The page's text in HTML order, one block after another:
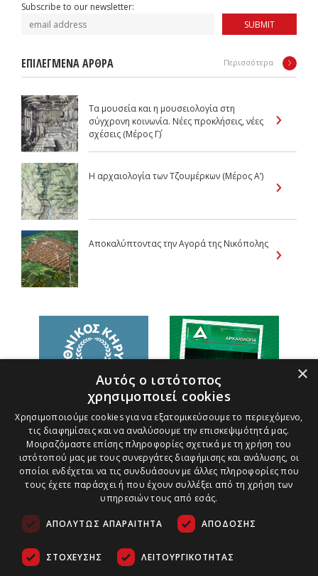
Subscribe to our newsletter:
SUBMIT
ΕΠΙΛΕΓΜΕΝΑ ΑΡΘΡΑ Περισσότερα
Τα μουσεία και η μουσειολογία στη
σύγχρονη κοινωνία. Νέες προκλήσεις, νέες
σχέσεις (Μέρος Γ΄)
Η αρχαιολογία των Τζουμέρκων (Μέρος Α’)
Αποκαλύπτοντας την Αγορά της Νικόπολης
×
Αυτός ο ιστότοπος
χρησιμοποιεί cookies
Χρησιμοποιούμε cookies για να εξατομικεύσουμε το περιεχόμενο,
τις διαφημίσεις και να αναλύσουμε την επισκεψιμότητά μας.
Μοιραζόμαστε επίσης πληροφορίες σχετικά με τη χρήση του
ιστότοπού μας με τους συνεργάτες διαφήμισης και ανάλυσης, οι
οποίοι ενδέχεται να τις συνδυάσουν με άλλες πληροφορίες που
τους έχετε παράσχει ή που έχουν συλλέξει από τη χρήση των
υπηρεσιών τους από εσάς.
ΑΠΟΛΎΤΩΣ ΑΠΑΡΑΊΤΗΤΑ ΑΠΌΔΟΣΗΣ
ΣΤΌΧΕΥΣΗΣ ΛΕΙΤΟΥΡΓΙΚΌΤΗΤΑΣ